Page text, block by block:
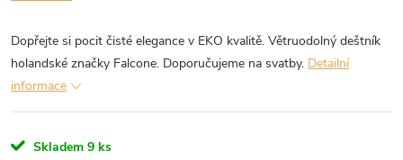
Dopřejte si pocit čisté elegance v EKO kvalitě. Větruodolný deštník
holandské značky Falcone. Doporučujeme na svatby. Detailní
informace
Skladem 9 ks